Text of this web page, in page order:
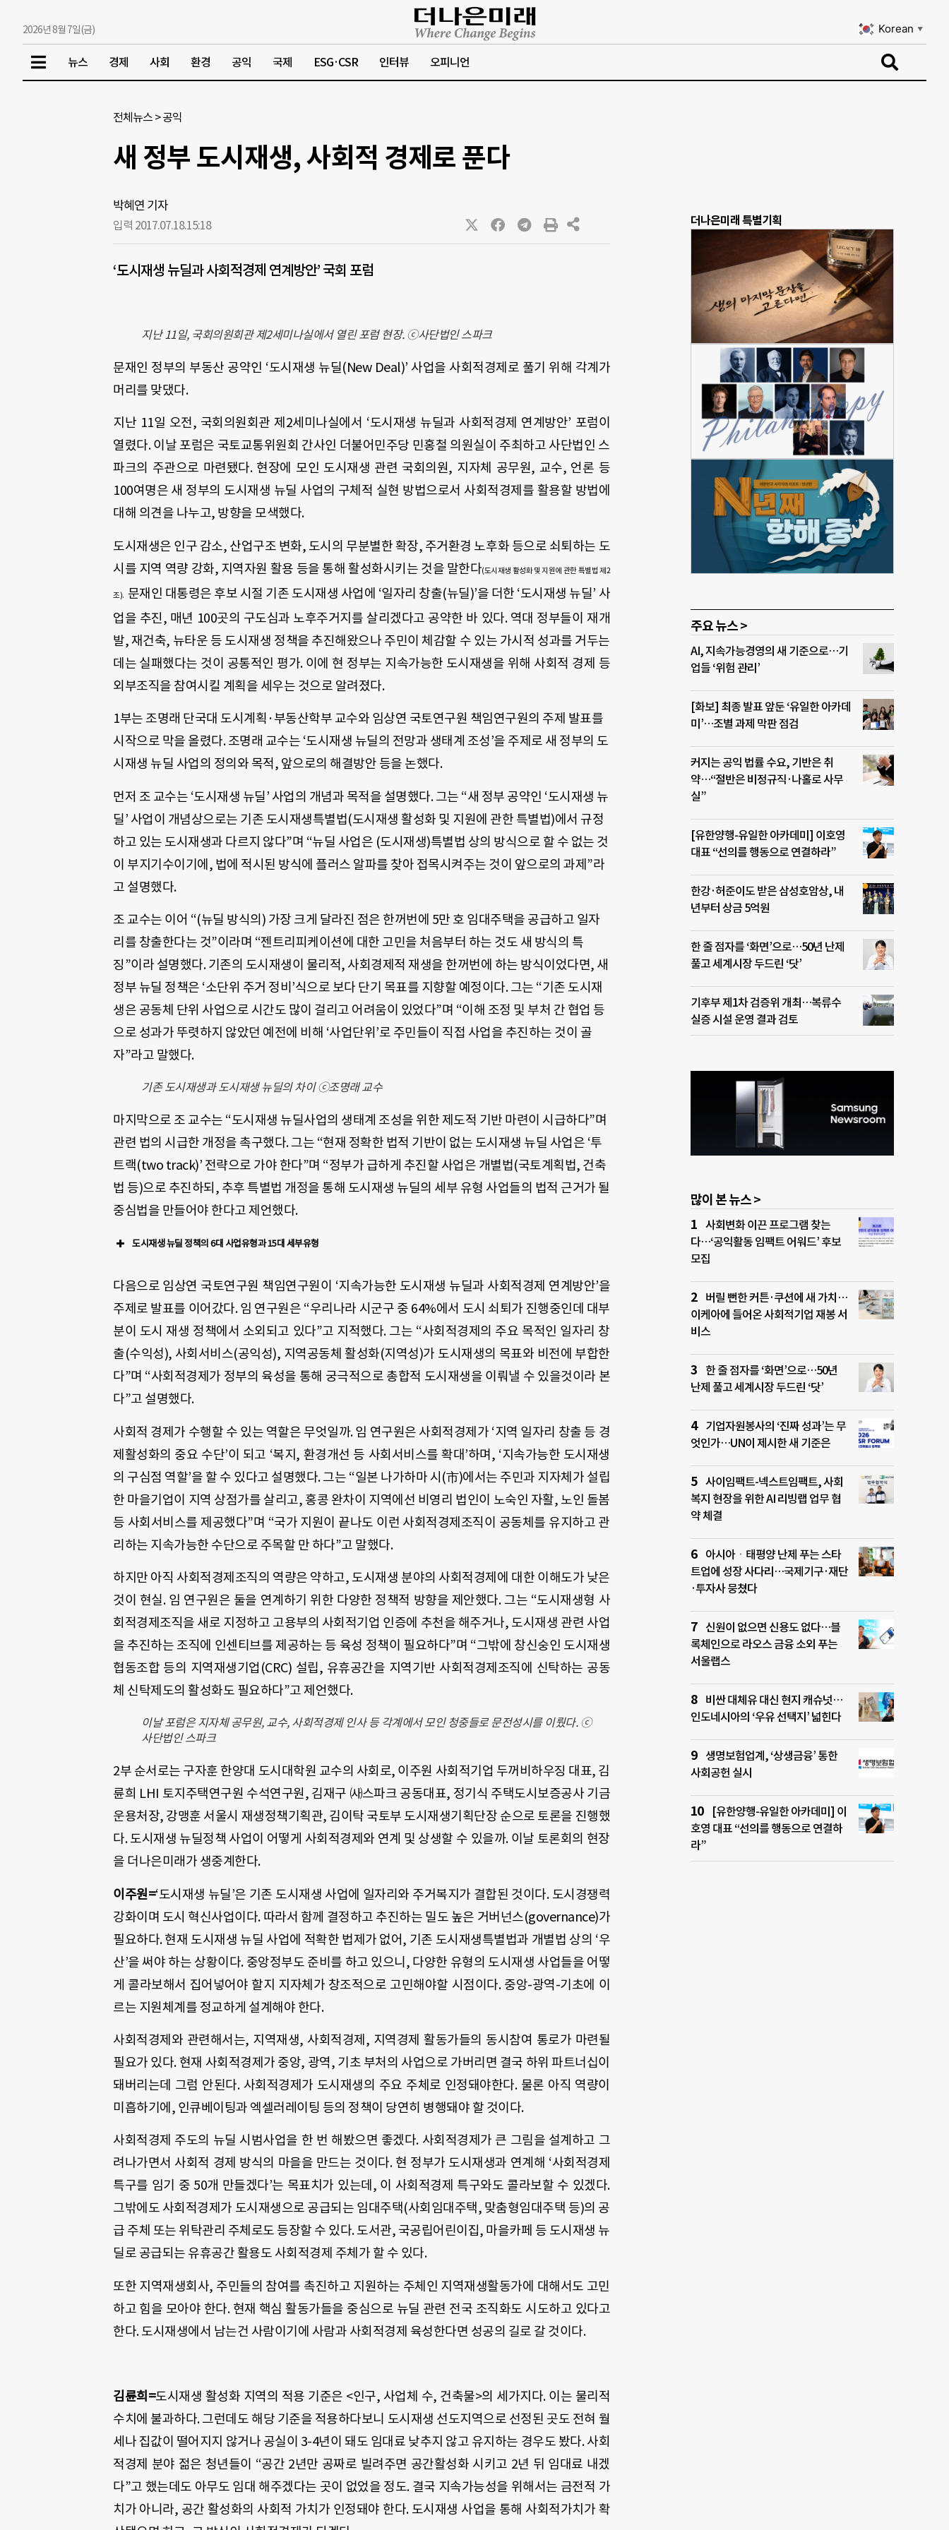
2026년 8월 7일(금) Korean ▼
뉴스 경제 사회 환경 공익 국제 ESG·CSR 인터뷰 오피니언
전체뉴스 >공익
새 정부 도시재생, 사회적 경제로 푼다
박혜연 기자
입력 2017.07.18.15:18
‘도시재생 뉴딜과 사회적경제 연계방안’ 국회 포럼
지난 11일, 국회의원회관 제2세미나실에서 열린 포럼 현장. ⓒ사단법인 스파크
문재인 정부의 부동산 공약인 ‘도시재생 뉴딜(New Deal)’ 사업을 사회적경제로 풀기 위해 각계가
머리를 맞댔다.
지난 11일 오전, 국회의원회관 제2세미나실에서 ‘도시재생 뉴딜과 사회적경제 연계방안’ 포럼이
열렸다. 이날 포럼은 국토교통위원회 간사인 더불어민주당 민홍철 의원실이 주최하고 사단법인 스
파크의 주관으로 마련됐다. 현장에 모인 도시재생 관련 국회의원, 지자체 공무원, 교수, 언론 등
100여명은 새 정부의 도시재생 뉴딜 사업의 구체적 실현 방법으로서 사회적경제를 활용할 방법에
대해 의견을 나누고, 방향을 모색했다.
도시재생은 인구 감소, 산업구조 변화, 도시의 무분별한 확장, 주거환경 노후화 등으로 쇠퇴하는 도
시를 지역 역량 강화, 지역자원 활용 등을 통해 활성화시키는 것을 말한다(도시재생 활성화 및 지원에 관한 특별법 제2
조). 문재인 대통령은 후보 시절 기존 도시재생 사업에 ‘일자리 창출(뉴딜)’을 더한 ‘도시재생 뉴딜’ 사
업을 추진, 매년 100곳의 구도심과 노후주거지를 살리겠다고 공약한 바 있다. 역대 정부들이 재개
발, 재건축, 뉴타운 등 도시재생 정책을 추진해왔으나 주민이 체감할 수 있는 가시적 성과를 거두는
데는 실패했다는 것이 공통적인 평가. 이에 현 정부는 지속가능한 도시재생을 위해 사회적 경제 등
외부조직을 참여시킬 계획을 세우는 것으로 알려졌다.
1부는 조명래 단국대 도시계획·부동산학부 교수와 임상연 국토연구원 책임연구원의 주제 발표를
시작으로 막을 올렸다. 조명래 교수는 ‘도시재생 뉴딜의 전망과 생태계 조성’을 주제로 새 정부의 도
시재생 뉴딜 사업의 정의와 목적, 앞으로의 해결방안 등을 논했다.
먼저 조 교수는 ‘도시재생 뉴딜’ 사업의 개념과 목적을 설명했다. 그는 “새 정부 공약인 ‘도시재생 뉴
딜’ 사업이 개념상으로는 기존 도시재생특별법(도시재생 활성화 및 지원에 관한 특별법)에서 규정
하고 있는 도시재생과 다르지 않다”며 “뉴딜 사업은 (도시재생)특별법 상의 방식으로 할 수 없는 것
이 부지기수이기에, 법에 적시된 방식에 플러스 알파를 찾아 접목시켜주는 것이 앞으로의 과제”라
고 설명했다.
조 교수는 이어 “(뉴딜 방식의) 가장 크게 달라진 점은 한꺼번에 5만 호 임대주택을 공급하고 일자
리를 창출한다는 것”이라며 “젠트리피케이션에 대한 고민을 처음부터 하는 것도 새 방식의 특
징”이라 설명했다. 기존의 도시재생이 물리적, 사회경제적 재생을 한꺼번에 하는 방식이었다면, 새
정부 뉴딜 정책은 ‘소단위 주거 정비’식으로 보다 단기 목표를 지향할 예정이다. 그는 “기존 도시재
생은 공동체 단위 사업으로 시간도 많이 걸리고 어려움이 있었다”며 “이해 조정 및 부처 간 협업 등
으로 성과가 뚜렷하지 않았던 예전에 비해 ‘사업단위’로 주민들이 직접 사업을 추진하는 것이 골
자”라고 말했다.
기존 도시재생과 도시재생 뉴딜의 차이 ⓒ조명래 교수
마지막으로 조 교수는 “도시재생 뉴딜사업의 생태계 조성을 위한 제도적 기반 마련이 시급하다”며
관련 법의 시급한 개정을 촉구했다. 그는 “현재 정확한 법적 기반이 없는 도시재생 뉴딜 사업은 ‘투
트랙(two track)’ 전략으로 가야 한다”며 “정부가 급하게 추진할 사업은 개별법(국토계획법, 건축
법 등)으로 추진하되, 추후 특별법 개정을 통해 도시재생 뉴딜의 세부 유형 사업들의 법적 근거가 될
중심법을 만들어야 한다고 제언했다.
도시재생 뉴딜 정책의 6대 사업유형과 15대 세부유형
다음으로 임상연 국토연구원 책임연구원이 ‘지속가능한 도시재생 뉴딜과 사회적경제 연계방안’을
주제로 발표를 이어갔다. 임 연구원은 “우리나라 시군구 중 64%에서 도시 쇠퇴가 진행중인데 대부
분이 도시 재생 정책에서 소외되고 있다”고 지적했다. 그는 “사회적경제의 주요 목적인 일자리 창
출(수익성), 사회서비스(공익성), 지역공동체 활성화(지역성)가 도시재생의 목표와 비전에 부합한
다”며 “사회적경제가 정부의 육성을 통해 궁극적으로 총합적 도시재생을 이뤄낼 수 있을것이라 본
다”고 설명했다.
사회적 경제가 수행할 수 있는 역할은 무엇일까. 임 연구원은 사회적경제가 ‘지역 일자리 창출 등 경
제활성화의 중요 수단’이 되고 ‘복지, 환경개선 등 사회서비스를 확대’하며, ‘지속가능한 도시재생
의 구심점 역할’을 할 수 있다고 설명했다. 그는 “일본 나가하마 시(市)에서는 주민과 지자체가 설립
한 마을기업이 지역 상점가를 살리고, 홍콩 완차이 지역에선 비영리 법인이 노숙인 자활, 노인 돌봄
등 사회서비스를 제공했다”며 “국가 지원이 끝나도 이런 사회적경제조직이 공동체를 유지하고 관
리하는 지속가능한 수단으로 주목할 만 하다”고 말했다.
하지만 아직 사회적경제조직의 역량은 약하고, 도시재생 분야의 사회적경제에 대한 이해도가 낮은
것이 현실. 임 연구원은 둘을 연계하기 위한 다양한 정책적 방향을 제안했다. 그는 “도시재생형 사
회적경제조직을 새로 지정하고 고용부의 사회적기업 인증에 추천을 해주거나, 도시재생 관련 사업
을 추진하는 조직에 인센티브를 제공하는 등 육성 정책이 필요하다”며 “그밖에 창신숭인 도시재생
협동조합 등의 지역재생기업(CRC) 설립, 유휴공간을 지역기반 사회적경제조직에 신탁하는 공동
체 신탁제도의 활성화도 필요하다”고 제언했다.
이날 포럼은 지자체 공무원, 교수, 사회적경제 인사 등 각계에서 모인 청중들로 문전성시를 이뤘다. ⓒ
사단법인 스파크
2부 순서로는 구자훈 한양대 도시대학원 교수의 사회로, 이주원 사회적기업 두꺼비하우징 대표, 김
륜희 LHI 토지주택연구원 수석연구원, 김재구 ㈔스파크 공동대표, 정기식 주택도시보증공사 기금
운용처장, 강맹훈 서울시 재생정책기획관, 김이탁 국토부 도시재생기획단장 순으로 토론을 진행했
다. 도시재생 뉴딜정책 사업이 어떻게 사회적경제와 연계 및 상생할 수 있을까. 이날 토론회의 현장
을 더나은미래가 생중계한다.
이주원=‘도시재생 뉴딜’은 기존 도시재생 사업에 일자리와 주거복지가 결합된 것이다. 도시경쟁력
강화이며 도시 혁신사업이다. 따라서 함께 결정하고 추진하는 밀도 높은 거버넌스(governance)가
필요하다. 현재 도시재생 뉴딜 사업에 적확한 법제가 없어, 기존 도시재생특별법과 개별법 상의 ‘우
산’을 써야 하는 상황이다. 중앙정부도 준비를 하고 있으니, 다양한 유형의 도시재생 사업들을 어떻
게 콜라보해서 집어넣어야 할지 지자체가 창조적으로 고민해야할 시점이다. 중앙-광역-기초에 이
르는 지원체계를 정교하게 설계해야 한다.
사회적경제와 관련해서는, 지역재생, 사회적경제, 지역경제 활동가들의 동시참여 통로가 마련될
필요가 있다. 현재 사회적경제가 중앙, 광역, 기초 부처의 사업으로 가버리면 결국 하위 파트너십이
돼버리는데 그럼 안된다. 사회적경제가 도시재생의 주요 주체로 인정돼야한다. 물론 아직 역량이
미흡하기에, 인큐베이팅과 엑셀러레이팅 등의 정책이 당연히 병행돼야 할 것이다.
사회적경제 주도의 뉴딜 시범사업을 한 번 해봤으면 좋겠다. 사회적경제가 큰 그림을 설계하고 그
려나가면서 사회적 경제 방식의 마을을 만드는 것이다. 현 정부가 도시재생과 연계해 ‘사회적경제
특구를 임기 중 50개 만들겠다’는 목표치가 있는데, 이 사회적경제 특구와도 콜라보할 수 있겠다.
그밖에도 사회적경제가 도시재생으로 공급되는 임대주택(사회임대주택, 맞춤형임대주택 등)의 공
급 주체 또는 위탁관리 주체로도 등장할 수 있다. 도서관, 국공립어린이집, 마을카페 등 도시재생 뉴
딜로 공급되는 유휴공간 활용도 사회적경제 주체가 할 수 있다.
또한 지역재생회사, 주민들의 참여를 촉진하고 지원하는 주체인 지역재생활동가에 대해서도 고민
하고 힘을 모아야 한다. 현재 핵심 활동가들을 중심으로 뉴딜 관련 전국 조직화도 시도하고 있다고
한다. 도시재생에서 남는건 사람이기에 사람과 사회적경제 육성한다면 성공의 길로 갈 것이다.
김륜희=도시재생 활성화 지역의 적용 기준은 <인구, 사업체 수, 건축물>의 세가지다. 이는 물리적
수치에 불과하다. 그런데도 해당 기준을 적용하다보니 도시재생 선도지역으로 선정된 곳도 전혀 월
세나 집값이 떨어지지 않거나 공실이 3-4년이 돼도 임대료 낮추지 않고 유지하는 경우도 봤다. 사회
적경제 분야 젊은 청년들이 “공간 2년만 공짜로 빌려주면 공간활성화 시키고 2년 뒤 임대료 내겠
다”고 했는데도 아무도 임대 해주겠다는 곳이 없었을 정도. 결국 지속가능성을 위해서는 금전적 가
치가 아니라, 공간 활성화의 사회적 가치가 인정돼야 한다. 도시재생 사업을 통해 사회적가치가 확
더나은미래 특별기획
주요 뉴스 >
AI, 지속가능경영의 새 기준으로…기
업들 ‘위험 관리’
[화보] 최종 발표 앞둔 ‘유일한 아카데
미’…조별 과제 막판 점검
커지는 공익 법률 수요, 기반은 취
약…“절반은 비정규직·나홀로 사무
실”
[유한양행-유일한 아카데미] 이호영
대표 “선의를 행동으로 연결하라”
한강·허준이도 받은 삼성호암상, 내
년부터 상금 5억원
한 줄 점자를 ‘화면’으로…50년 난제
풀고 세계시장 두드린 ‘닷’
기후부 제1차 검증위 개최…복류수
실증 시설 운영 결과 검토
많이 본 뉴스 >
사회변화 이끈 프로그램 찾는
다…‘공익활동 임팩트 어워드’ 후보
모집
버릴 뻔한 커튼·쿠션에 새 가치…
이케아에 들어온 사회적기업 재봉 서
비스
한 줄 점자를 ‘화면’으로…50년
난제 풀고 세계시장 두드린 ‘닷’
기업자원봉사의 ‘진짜 성과’는 무
엇인가…UN이 제시한 새 기준은
사이임팩트-넥스트임팩트, 사회
복지 현장을 위한 AI 리빙랩 업무 협
약 체결
아시아ㆍ태평양 난제 푸는 스타
트업에 성장 사다리…국제기구·재단
·투자사 뭉쳤다
신원이 없으면 신용도 없다…블
록체인으로 라오스 금융 소외 푸는
서울랩스
비싼 대체유 대신 현지 캐슈넛…
인도네시아의 ‘우유 선택지’ 넓힌다
생명보험업계, ‘상생금융’ 통한
사회공헌 실시
[유한양행-유일한 아카데미] 이
호영 대표 “선의를 행동으로 연결하
라”